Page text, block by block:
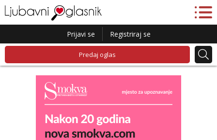
Prijavi se Registriraj se
Predaj oglas